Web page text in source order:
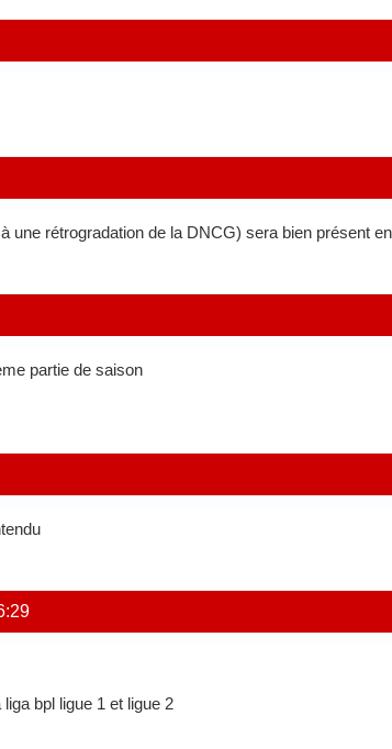
une rétrogradation de la DNCG) sera bien présent
partie de saison
bpl ligue 1 et ligue 2